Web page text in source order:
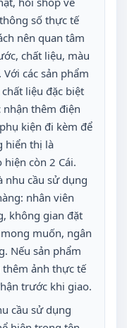
số thực tế
nên quan tâm
chất liệu, màu
các sản phẩm
liệu đặc biệt
nhận thêm điện
kiện đi kèm để
hiển thị là
còn 2 Cái.
nhu cầu sử dụng
nhân viên
không gian đặt
muốn, ngân
Nếu sản phẩm
ảnh thực tế
trước khi giao.
cầu sử dụng